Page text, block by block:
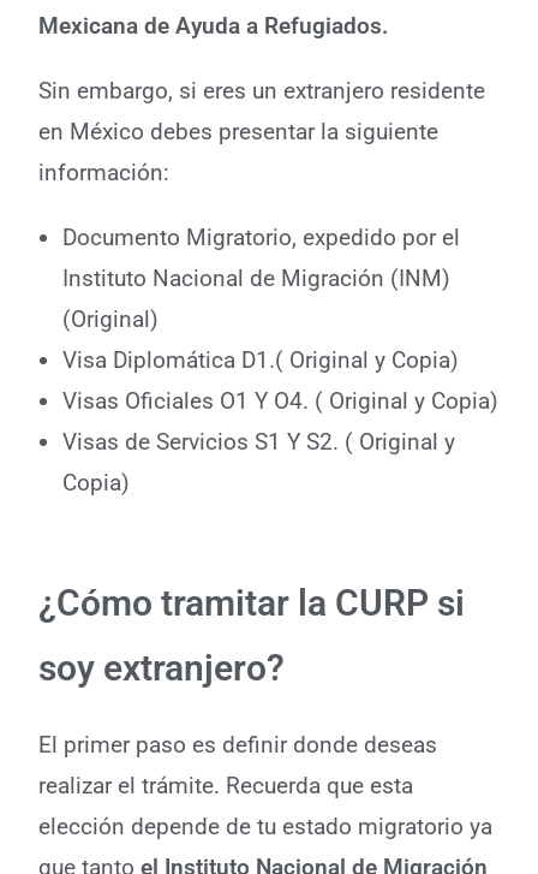
Mexicana de Ayuda a Refugiados.
Sin embargo, si eres un extranjero residente
en México debes presentar la siguiente
información:
Documento Migratorio, expedido por el
Instituto Nacional de Migración (INM)
(Original)
Visa Diplomática D1.( Original y Copia)
Visas Oficiales O1 Y O4. ( Original y Copia)
Visas de Servicios S1 Y S2. ( Original y
Copia)
¿Cómo tramitar la CURP si
soy extranjero?
El primer paso es definir donde deseas
realizar el trámite. Recuerda que esta
elección depende de tu estado migratorio ya
que tantoel Instituto Nacional de Migración